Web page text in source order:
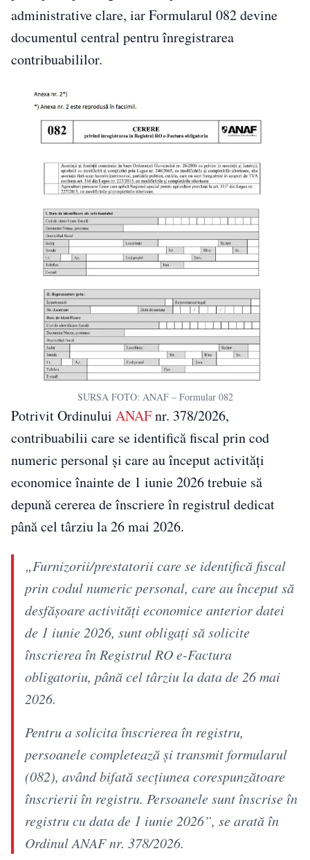
administrative clare, iar Formularul 082 devine
documentul central pentru înregistrarea
contribuabililor.
SURSA FOTO: ANAF – Formular 082
Potrivit Ordinului ANAFnr. 378/2026,
contribuabilii care se identifică fiscal prin cod
numeric personal și care au început activități
economice înainte de 1 iunie 2026 trebuie să
depună cererea de înscriere în registrul dedicat
până cel târziu la 26 mai 2026.
„Furnizorii/prestatorii care se identifică fiscal
prin codul numeric personal, care au început să
desfășoare activități economice anterior datei
de 1 iunie 2026, sunt obligați să solicite
înscrierea în Registrul RO e-Factura
obligatoriu, până cel târziu la data de 26 mai
2026.
Pentru a solicita înscrierea în registru,
persoanele completează și transmit formularul
(082), având bifată secțiunea corespunzătoare
înscrierii în registru. Persoanele sunt înscrise în
registru cu data de 1 iunie 2026”, se arată în
Ordinul ANAF nr. 378/2026.